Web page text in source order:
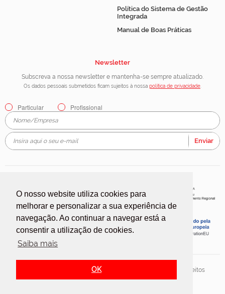
O nosso website utiliza cookies para
melhorar e personalizar a sua experiência de
navegação. Ao continuar a navegar está a
consentir a utilização de cookies.
Saiba mais
OK
Política do Sistema de Gestão
Integrada
Manual de Boas Práticas
Newsletter
Subscreva a nossa newsletter e mantenha-se sempre atualizado.
Os dados pessoais submetidos ficam sujeitos à nossa política de privacidade.
Particular Profissional
Enviar
2018 © Silvex, Indústria de Plásticos e Papéis, S.A. Todos os direitos
reservados.Redicom